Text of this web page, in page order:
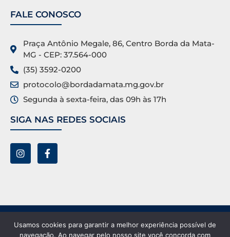
FALE CONOSCO
Praça Antônio Megale, 86, Centro Borda da Mata-
MG - CEP: 37.564-000
(35) 3592-0200
protocolo@bordadamata.mg.gov.br
Segunda à sexta-feira, das 09h às 17h
SIGA NAS REDES SOCIAIS
Prefeitura Municipal de Borda da Mata ©. Todos os
direitos reservados.
Usamos cookies para garantir a melhor experiência possível de
navegação. Ao navegar pelo nosso site você concorda com